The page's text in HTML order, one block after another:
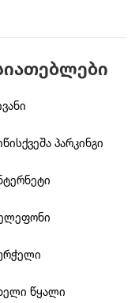
პარკინგი
წყალი